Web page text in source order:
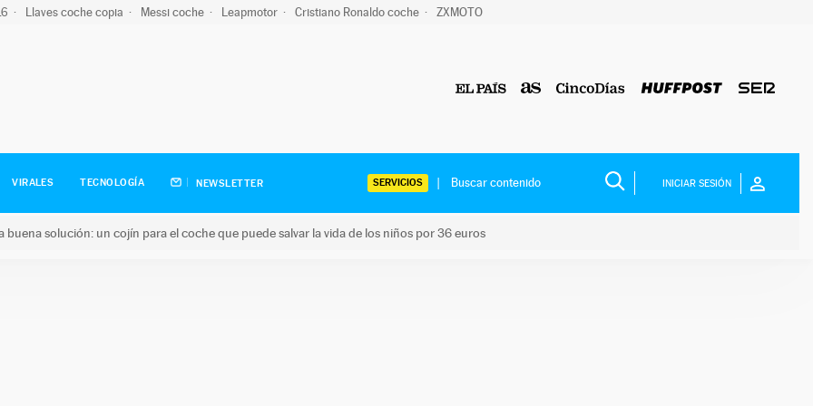
Llaves coche copia Messi coche Leapmotor Cristiano Ronaldo coche ZXMOTO
VIRALES TECNOLOGÍA NEWSLETTER SERVICIOS INICIAR SESIÓN
buena solución: un cojín para el coche que puede salvar la vida de los niños por 36 euros